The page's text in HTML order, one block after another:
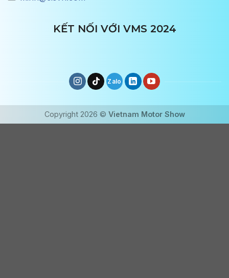
KẾT NỐI VỚI VMS 2024
Copyright 2026 © Vietnam Motor Show